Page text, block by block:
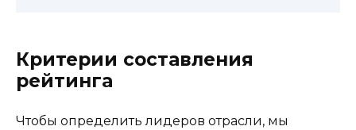
Критерии составления
рейтинга
Чтобы определить лидеров отрасли, мы